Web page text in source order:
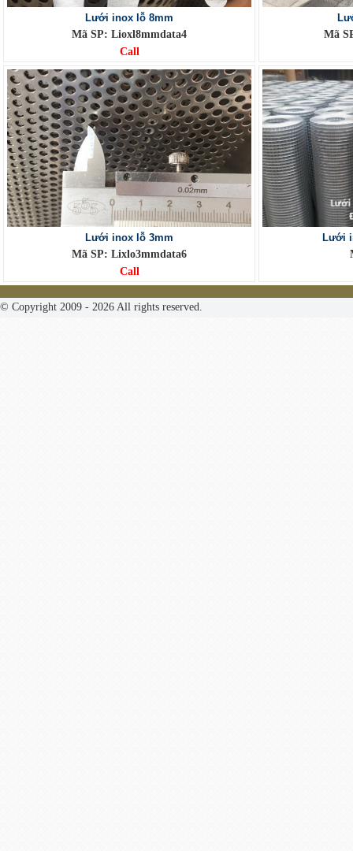
Lưới inox lỗ 8mm
Mã SP: Lioxl8mmdata4
Call
Mã
Lưới inox lỗ 3mm
Mã SP: Lixlo3mmdata6
Call
Lưới
© Copyright 2009 - 2026 All rights reserved.